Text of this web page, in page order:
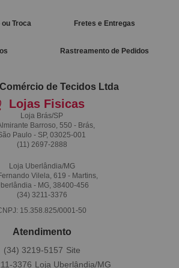
Troca Fretes e Entregas
Rastreamento de Pedidos
de Tecidos Ltda
Lojas Fisicas
Loja Brás/SP
Barroso, 550 - Brás,
Paulo - SP, 03025-001
(11) 2697-2888
Loja Uberlândia/MG
Vilela, 619 - Martins,
- MG, 38400-456
(34) 3211-3376
15.358.825/0001-50
Atendimento
3376
(34) 3219-5157